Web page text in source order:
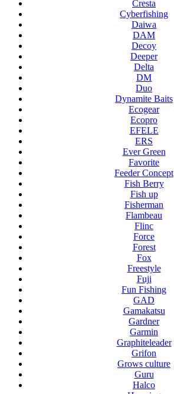
Cresta
Cyberfishing
Daiwa
DAM
Decoy
Deeper
Delta
DM
Duo
Dynamite Baits
Ecogear
Ecopro
EFELE
ERS
Ever Green
Favorite
Feeder Concept
Fish Berry
Fish up
Fisherman
Flambeau
Flinc
Force
Forest
Fox
Freestyle
Fuji
Fun Fishing
GAD
Gamakatsu
Gardner
Garmin
Graphiteleader
Grifon
Grows culture
Guru
Halco